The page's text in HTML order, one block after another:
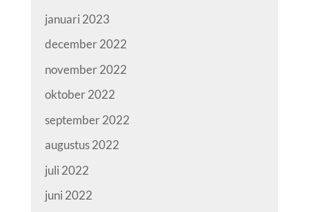
januari 2023
december 2022
november 2022
oktober 2022
september 2022
augustus 2022
juli 2022
juni 2022